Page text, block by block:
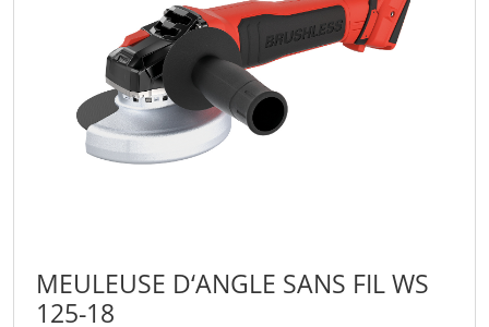
MEULEUSE D‘ANGLE SANS FIL WS
125-18